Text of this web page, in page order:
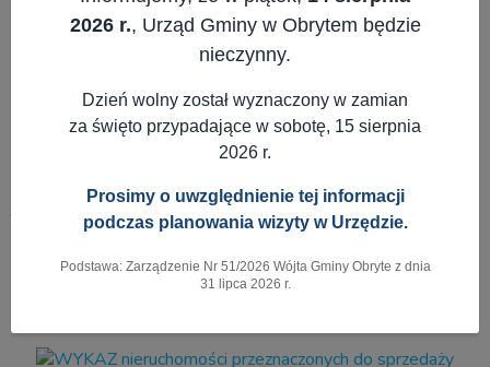
WWW.OBRYTE.PL AKTUALNOŚCI POZOSTAŁE
Pokaż menu
2026 r., Urząd Gminy w Obrytem będzie
nieczynny.
Dzień wolny został wyznaczony w zamian
za święto przypadające w sobotę, 15 sierpnia
2026 r.
Prosimy o uwzględnienie tej informacji
podczas planowania wizyty w Urzędzie.
Podstawa: Zarządzenie Nr 51/2026 Wójta Gminy Obryte z dnia
31 lipca 2026 r.